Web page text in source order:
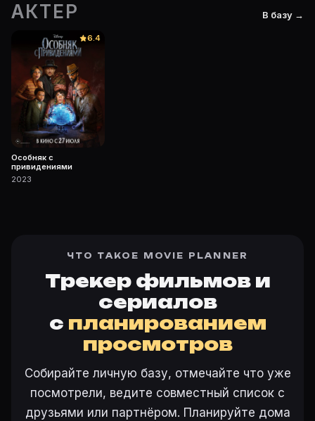
АКТЕР В базу →
6.4
Особняк с
привидениями
2023
ЧТО ТАКОЕ MOVIE PLANNER
Трекер фильмов и
сериалов
с планированием
просмотров
Собирайте личную базу, отмечайте что уже
посмотрели, ведите совместный список с
друзьями или партнёром. Планируйте дома